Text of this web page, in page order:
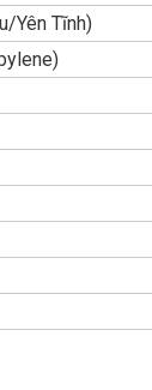
Yên Tĩnh)